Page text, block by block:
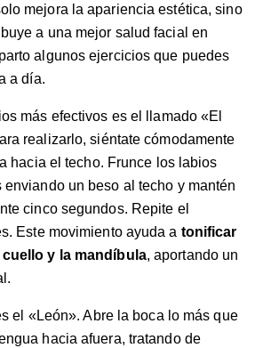
mejora la apariencia estética, sino
a una mejor salud facial en
algunos ejercicios que puedes
a día.
más efectivos es el llamado «El
realizarlo, siéntate cómodamente
hacia el techo. Frunce los labios
un beso al techo y mantén
cinco segundos. Repite el
Este movimiento ayuda a tonificar
y la mandíbula, aportando un
el «León». Abre la boca lo más que
hacia afuera, tratando de